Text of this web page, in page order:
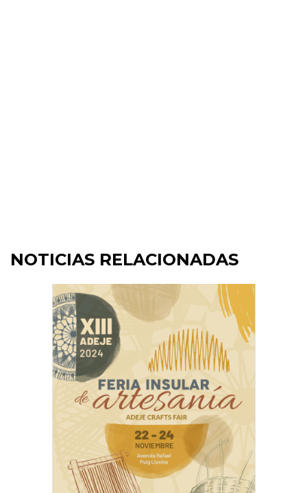
NOTICIAS RELACIONADAS